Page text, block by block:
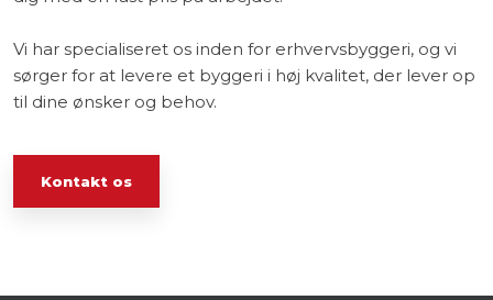
Vi har specialiseret os inden for erhvervsbyggeri, og vi
sørger for at levere et byggeri i høj kvalitet, der lever op
til dine ønsker og behov.
Kontakt os